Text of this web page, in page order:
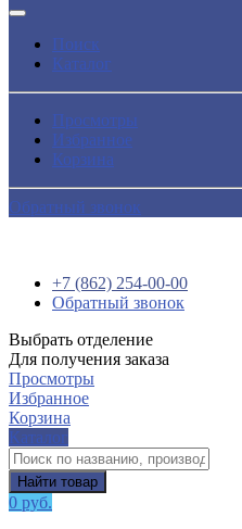
Поиск
Каталог
Просмотры
Избранное
Корзина
Обратный звонок
+7 (862) 254-00-00
Обратный звонок
Выбрать отделение
Для получения заказа
Просмотры
Избранное
Корзина
Каталог
Найти товар
0 руб.